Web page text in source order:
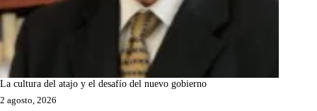
La cultura del atajo y el desafío del nuevo gobierno
2 agosto, 2026